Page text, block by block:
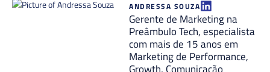
ANDRESSA SOUZA
Gerente de Marketing na
Preâmbulo Tech, especialista
com mais de 15 anos em
Marketing de Performance,